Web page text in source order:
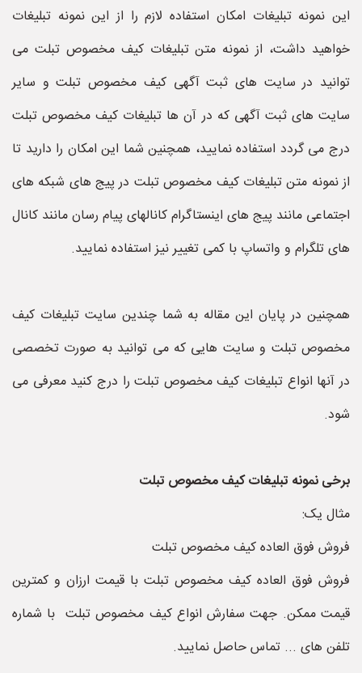
این نمونه تبلیغات امکان استفاده لازم را از این نمونه تبلیغات
خواهید داشت، از نمونه متن تبلیغات کیف مخصوص تبلت می
توانید در سایت های ثبت آگهی کیف مخصوص تبلت و سایر
سایت های ثبت آگهی که در آن ها تبلیغات کیف مخصوص تبلت
درج می گردد استفاده نمایید، همچنین شما این امکان را دارید تا
از نمونه متن تبلیغات کیف مخصوص تبلت در پیج های شبکه های
اجتماعی مانند پیج های اینستاگرام کانالهای پیام رسان مانند کانال
های تلگرام و واتساپ با کمی تغییر نیز استفاده نمایید.
همچنین در پایان این مقاله به شما چندین سایت تبلیغات کیف
مخصوص تبلت و سایت هایی که می توانید به صورت تخصصی
در آنها انواع تبلیغات کیف مخصوص تبلت را درج کنید معرفی می
شود.
برخی نمونه تبلیغات کیف مخصوص تبلت
مثال یک:
فروش فوق العاده کیف مخصوص تبلت
فروش فوق العاده کیف مخصوص تبلت با قیمت ارزان و کمترین
قیمت ممکن. جهت سفارش انواع کیف مخصوص تبلت با شماره
تلفن های ... تماس حاصل نمایید.